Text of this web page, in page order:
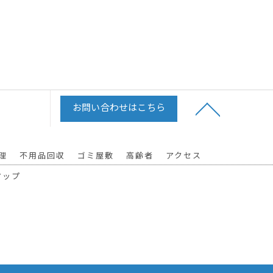
お問い合わせはこちら
不用品回収 ゴミ屋敷 高齢者 アクセス
ップ